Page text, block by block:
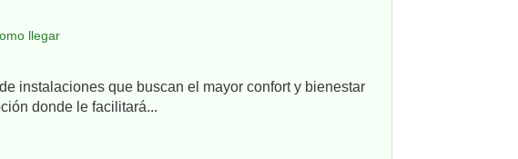
llegar
instalaciones que buscan el mayor confort y bienestar
donde le facilitará...